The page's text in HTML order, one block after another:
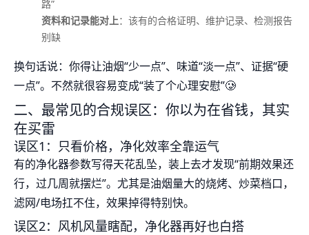
路”
资料和记录能对上：该有的合格证明、维护记录、检测报告
别缺
换句话说：你得让油烟“少一点”、味道“淡一点”、证据“硬
一点”。不然就很容易变成“装了个心理安慰”🥲
二、最常见的合规误区：你以为在省钱，其实
在买雷
误区1：只看价格，净化效率全靠运气
有的净化器参数写得天花乱坠，装上去才发现“前期效果还
行，过几周就摆烂”。尤其是油烟量大的烧烤、炒菜档口，
滤网/电场扛不住，效果掉得特别快。
误区2：风机风量瞎配，净化器再好也白搭